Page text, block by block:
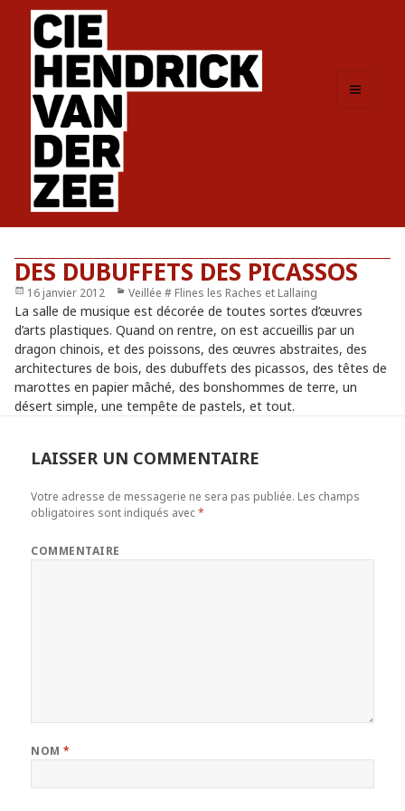
DES DUBUFFETS DES PICASSOS
Publié
le
16 janvier 2012 Catégories
Veillée # Flines les Raches et Lallaing
La salle de musique est décorée de toutes sortes d’œuvres
d’arts plastiques. Quand on rentre, on est accueillis par un
dragon chinois, et des poissons, des œuvres abstraites, des
architectures de bois, des dubuffets des picassos, des têtes de
marottes en papier mâché, des bonshommes de terre, un
désert simple, une tempête de pastels, et tout.
LAISSER UN COMMENTAIRE
Votre adresse de messagerie ne sera pas publiée. Les champs
obligatoires sont indiqués avec*
COMMENTAIRE
NOM*